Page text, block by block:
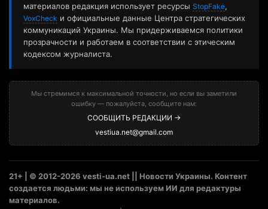
материалов редакция использует ресурсы StopFake,
VoxCheck и официальные данные Центра стратегических
коммуникаций Украины. Мы придерживаемся политики
прозрачности и работаем в соответствии с этическим
кодексом журналиста.
Мы стремимся к максимальной точности, но если вы заметили
ошибку — пожалуйста, сообщите нам:
СООБЩИТЬ РЕДАКЦИИ →
vestiua.net@gmail.com
21+ | © 2012-2026 vesti-ua.net || Новости Украины. Контент
создается людьми: мы не используем ИИ для редактуры
материалов.